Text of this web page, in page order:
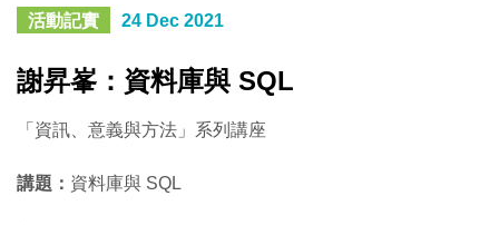
活動記實 24 Dec 2021
謝昇峯：資料庫與 SQL
「資訊、意義與方法」系列講座
講題： 資料庫與 SQL